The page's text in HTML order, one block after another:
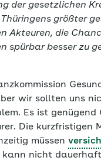
der gesetzlichen
größter
die
spürbar besser zu
wir sollten uns
Es ist
Die
müssen
nicht